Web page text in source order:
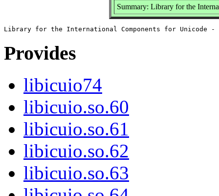
Summary: Library for the
Provides
libicuio74
libicuio.so.60
libicuio.so.61
libicuio.so.62
libicuio.so.63